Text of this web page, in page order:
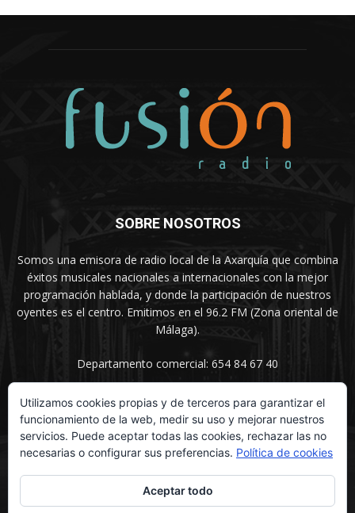
SOBRE NOSOTROS
Somos una emisora de radio local de la Axarquía que combina
éxitos musicales nacionales a internacionales con la mejor
programación hablada, y donde la participación de nuestros
oyentes es el centro. Emitimos en el 96.2 FM (Zona oriental de
Málaga).
Departamento comercial: 654 84 67 40
SÍGUENOS
Utilizamos cookies propias y de terceros para garantizar el
funcionamiento de la web, medir su uso y mejorar nuestros
servicios. Puede aceptar todas las cookies, rechazar las no
necesarias o configurar sus preferencias. Política de cookies
Aceptar todo